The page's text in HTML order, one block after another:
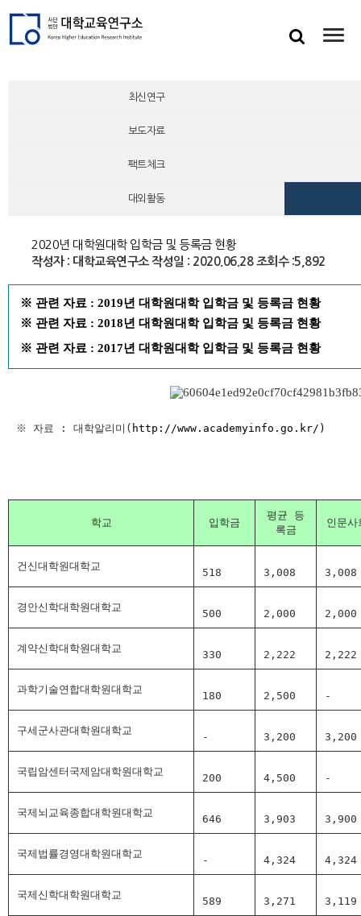
최신연구
보도자료
팩트체크
대외활동
2020년 대학원대학 입학금 및 등록금 현황
작성자 : 대학교육연구소 작성일 : 2020.06.28 조회수 :5,892
※ 관련 자료 : 2019년 대학원대학 입학금 및 등록금 현황
※ 관련 자료 : 2018년 대학원대학 입학금 및 등록금 현황
※ 관련 자료 : 2017년 대학원대학 입학금 및 등록금 현황
※ 자료 : 대학알리미( http://www.academyinfo.go.kr/)
학교 입학금
평균 등
록금
인문사
건신대학원대학교
518 3,008 3,008
경안신학대학원대학교
500 2,000 2,000
계약신학대학원대학교
330 2,222 2,222
과학기술연합대학원대학교
180 2,500 -
구세군사관대학원대학교
- 3,200 3,200
국립암센터국제암대학원대학교
200 4,500 -
국제뇌교육종합대학원대학교
646 3,903 3,900
국제법률경영대학원대학교
- 4,324 4,324
국제신학대학원대학교
589 3,271 3,119